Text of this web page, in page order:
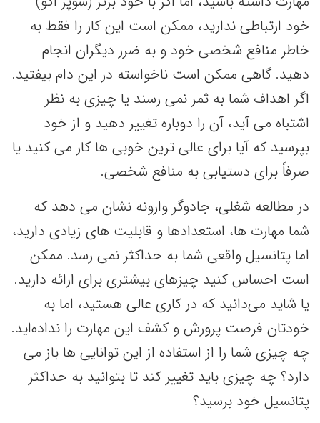
خود ارتباطی ندارید، ممکن است این کار را فقط به
خاطر منافع شخصی خود و به ضرر دیگران انجام
دهید. گاهی ممکن است ناخواسته در این دام بیفتید.
اگر اهداف شما به ثمر نمی رسند یا چیزی به نظر
اشتباه می آید، آن را دوباره تغییر دهید و از خود
بپرسید که آیا برای عالی ترین خوبی ها کار می کنید یا
صرفاً برای دستیابی به منافع شخصی.
در مطالعه شغلی، جادوگر وارونه نشان می دهد که
شما مهارت ها، استعدادها و قابلیت های زیادی دارید،
اما پتانسیل واقعی شما به حداکثر نمی رسد. ممکن
است احساس کنید چیزهای بیشتری برای ارائه دارید.
یا شاید می‌دانید که در کاری عالی هستید، اما به
خودتان فرصت پرورش و کشف این مهارت را نداده‌اید.
چه چیزی شما را از استفاده از این توانایی ها باز می
دارد؟ چه چیزی باید تغییر کند تا بتوانید به حداکثر
پتانسیل خود برسید؟